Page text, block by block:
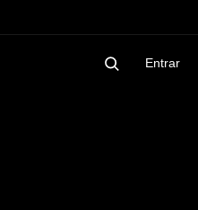
Entrar